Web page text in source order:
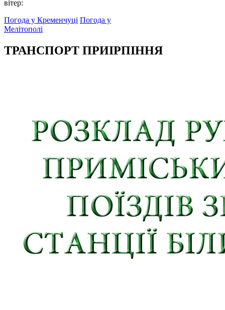
вітер:
Погода у Кременчуці Погода у
Мелітополі
ТРАНСПОРТ ПРИІРПІННЯ